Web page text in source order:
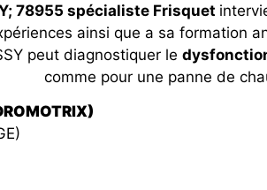
78955 spécialiste Frisquet
ainsi que a sa formation
peut diagnostiquer le
comme pour une panne de